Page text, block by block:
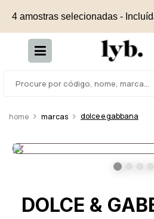
4 amostras selecionadas -
marcas dolce e gabbana
DOLCE &